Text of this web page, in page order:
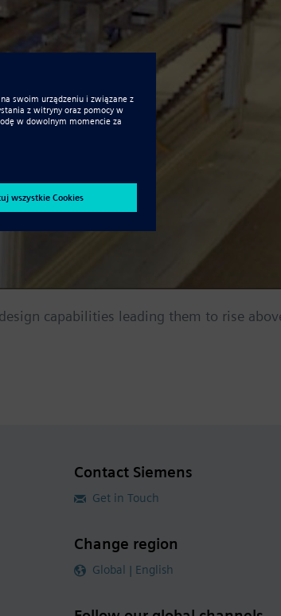
capabilities leading them to rise
Contact Siemens
Get in Touch
Change region
Global | English